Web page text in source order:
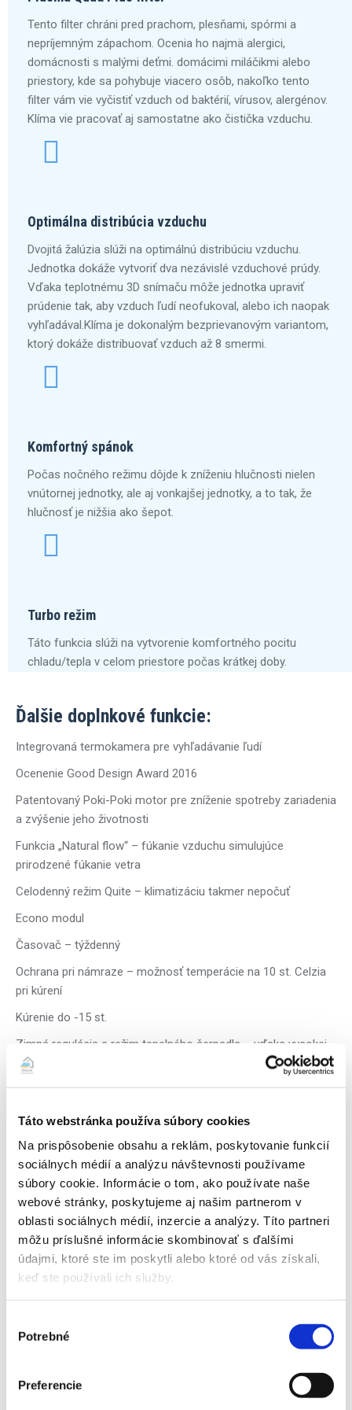
Táto webstránka používa súbory cookies
Na prispôsobenie obsahu a reklám, poskytovanie funkcií
sociálnych médií a analýzu návštevnosti používame
súbory cookie. Informácie o tom, ako používate naše
webové stránky, poskytujeme aj našim partnerom v
oblasti sociálnych médií, inzercie a analýzy. Títo partneri
môžu príslušné informácie skombinovať s ďalšími
údajmi, ktoré ste im poskytli alebo ktoré od vás získali,
keď ste používali ich služby.
súhlasu
Potrebné
Preferencie
Tento filter chráni pred prachom, plesňami, spórmi a
nepríjemným zápachom. Ocenia ho najmä alergici,
domácnosti s malými deťmi. domácimi miláčikmi alebo
priestory, kde sa pohybuje viacero osôb, nakoľko tento
filter vám vie vyčistiť vzduch od baktérií, vírusov, alergénov.
Klíma vie pracovať aj samostatne ako čistička vzduchu.
Optimálna distribúcia vzduchu
Dvojitá žalúzia slúži na optimálnú distribúciu vzduchu.
Jednotka dokáže vytvoriť dva nezávislé vzduchové prúdy.
Vďaka teplotnému 3D snímaču môže jednotka upraviť
prúdenie tak, aby vzduch ľudí neofukoval, alebo ich naopak
vyhľadával.Klíma je dokonalým bezprievanovým variantom,
ktorý dokáže distribuovať vzduch až 8 smermi.
Komfortný spánok
Počas nočného režimu dôjde k zníženiu hlučnosti nielen
vnútornej jednotky, ale aj vonkajšej jednotky, a to tak, že
hlučnosť je nižšia ako šepot.
Turbo režim
Táto funkcia slúži na vytvorenie komfortného pocitu
chladu/tepla v celom priestore počas krátkej doby.
Ďalšie doplnkové funkcie:
Integrovaná termokamera pre vyhľadávanie ľudí
Ocenenie Good Design Award 2016
Patentovaný Poki-Poki motor pre zníženie spotreby zariadenia
a zvýšenie jeho životnosti
Funkcia „Natural flow“ – fúkanie vzduchu simulujúce
prirodzené fúkanie vetra
Celodenný režim Quite – klimatizáciu takmer nepočuť
Econo modul
Časovač – týždenný
Ochrana pri námraze – možnosť temperácie na 10 st. Celzia
pri kúrení
Kúrenie do -15 st.
Zimná regulácia a režim tepelného čerpadla – vďaka vysokej
energetickej účinnosti i pri nízkých teplotách je spotreba
Vnútorné jednotky modelu LN majú novú povrchovú úpravu
Dual Barrier Coating, ktorá zabraňuje tvorbe prachu a
nečistôt na výparníku a taktiež zvyšuje energetickú efektivitu
klimatizácie. Materiálom Dual Barrier je okrem výparníka
pokrytý aj ventilátor a lamely lopatiek, čím je celý prúd
vzduchu vnútornej jednotky udržiavaný v dobrej kondícii.
Montáž obsahuje:
– kompletnú dodávku a kvalitnú inštaláciu klimatizačného
zariadenia a materiálu vrátane elektrického dopojenia na